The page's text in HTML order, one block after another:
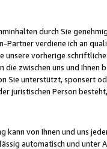
durch Sie
Partner verdiene ich an
unsere vorherige
zwischen uns und Ihnen
Sie unterstützt, sponsert
juristischen Person
kann von Ihnen und uns
automatisch und unter